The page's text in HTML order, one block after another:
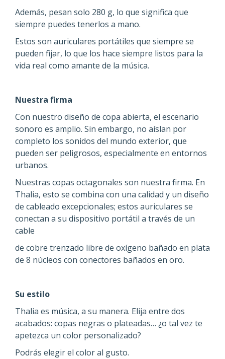
Además, pesan solo 280 g, lo que significa que
siempre puedes tenerlos a mano.
Estos son auriculares portátiles que siempre se
pueden fijar, lo que los hace siempre listos para la
vida real como amante de la música.
Nuestra firma
Con nuestro diseño de copa abierta, el escenario
sonoro es amplio. Sin embargo, no aíslan por
completo los sonidos del mundo exterior, que
pueden ser peligrosos, especialmente en entornos
urbanos.
Nuestras copas octagonales son nuestra firma. En
Thalia, esto se combina con una calidad y un diseño
de cableado excepcionales; estos auriculares se
conectan a su dispositivo portátil a través de un
cable
de cobre trenzado libre de oxígeno bañado en plata
de 8 núcleos con conectores bañados en oro.
Su estilo
Thalia es música, a su manera. Elija entre dos
acabados: copas negras o plateadas… ¿o tal vez te
apetezca un color personalizado?
Podrás elegir el color al gusto.